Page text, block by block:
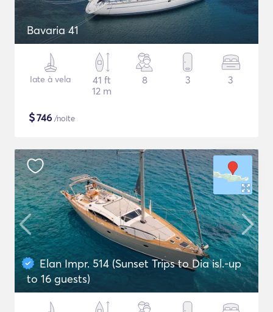
Bavaria 41
Iate à vela
41 ft
12 m
8 3 3
$746 /noite
Elan Impr. 514 (Sunset Trips to Dia isl.-up
to 16 guests)